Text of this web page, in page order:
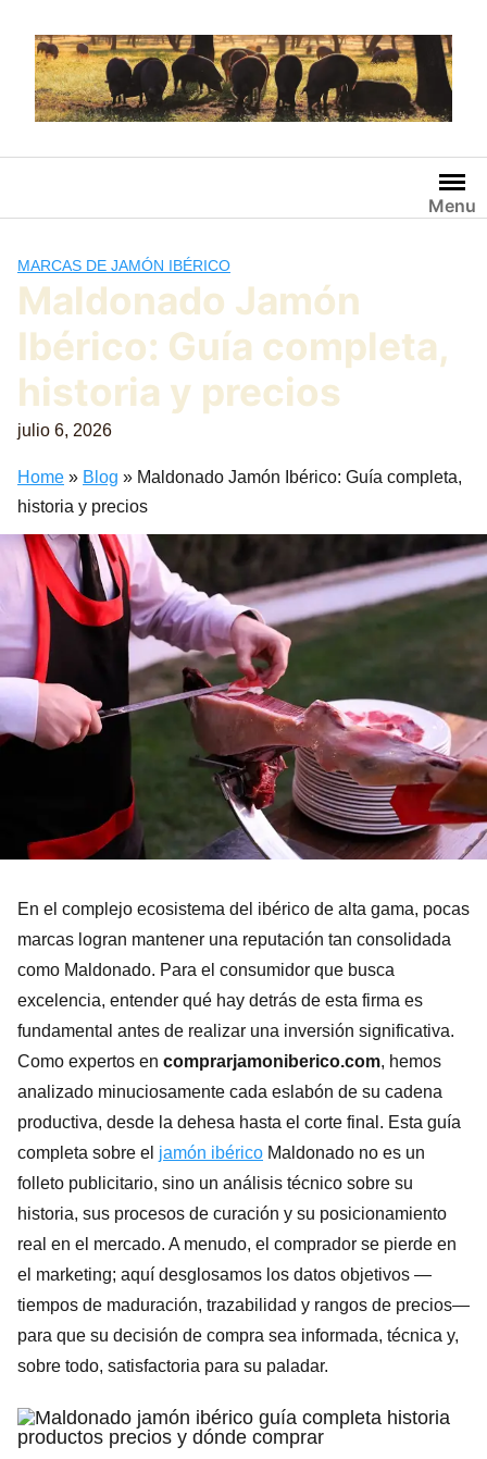
contenido
Menu
MARCAS DE JAMÓN IBÉRICO
Maldonado Jamón
Ibérico: Guía completa,
historia y precios
julio 6, 2026
Home » Blog » Maldonado Jamón Ibérico: Guía completa,
historia y precios
En el complejo ecosistema del ibérico de alta gama, pocas
marcas logran mantener una reputación tan consolidada
como Maldonado. Para el consumidor que busca
excelencia, entender qué hay detrás de esta firma es
fundamental antes de realizar una inversión significativa.
Como expertos en comprarjamoniberico.com, hemos
analizado minuciosamente cada eslabón de su cadena
productiva, desde la dehesa hasta el corte final. Esta guía
completa sobre el jamón ibérico Maldonado no es un
folleto publicitario, sino un análisis técnico sobre su
historia, sus procesos de curación y su posicionamiento
real en el mercado. A menudo, el comprador se pierde en
el marketing; aquí desglosamos los datos objetivos —
tiempos de maduración, trazabilidad y rangos de precios—
para que su decisión de compra sea informada, técnica y,
sobre todo, satisfactoria para su paladar.